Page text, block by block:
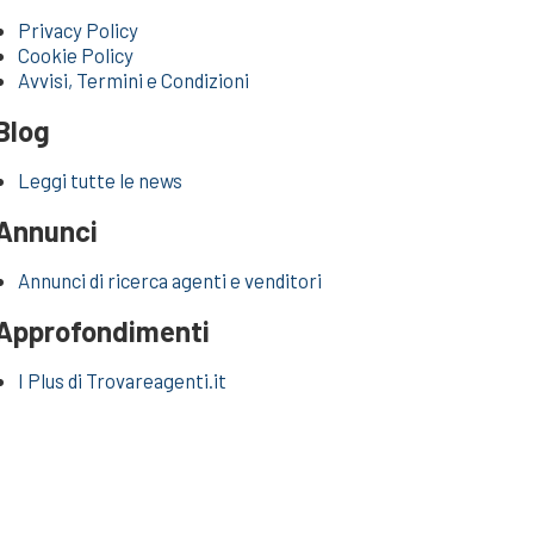
Privacy Policy
Cookie Policy
Avvisi, Termini e Condizioni
Leggi tutte le news
Annunci di ricerca agenti e venditori
I Plus di Trovareagenti.it